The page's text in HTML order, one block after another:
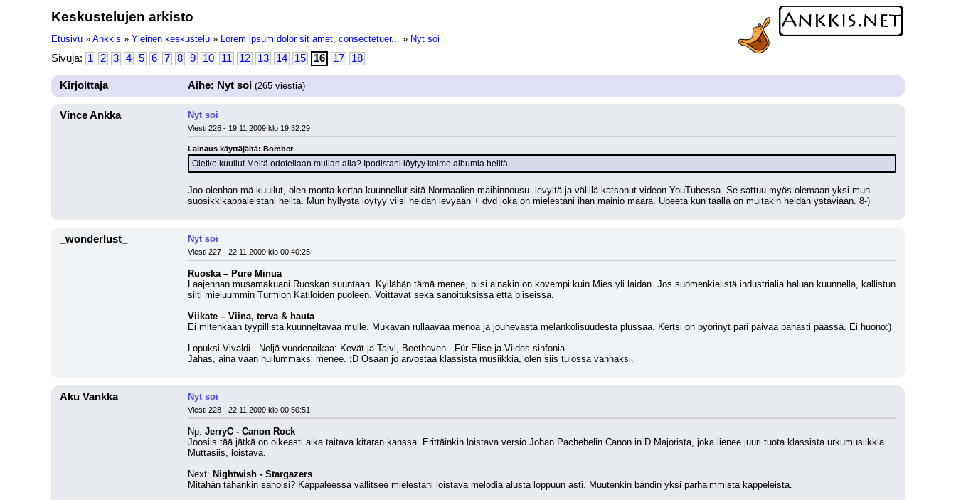
Keskustelujen arkisto
Etusivu » Ankkis » Yleinen keskustelu » Lorem ipsum dolor sit amet, consectetuer... » Nyt soi
Sivuja: 1 2 3 4 5 6 7 8 9 10 11 12 13 14 15 16 17 18
Kirjoittaja Aihe: Nyt soi (265 viestiä)
Vince Ankka Nyt soi
Viesti 226 - 19.11.2009 klo 19:32:29
Lainaus käyttäjältä: Bomber
Oletko kuullut Meitä odotellaan mullan alla? Ipodistani löytyy kolme albumia heiltä.
Joo olenhan mä kuullut, olen monta kertaa kuunnellut sitä Normaalien maihinnousu -levyltä ja välillä katsonut videon YouTubessa. Se sattuu myös olemaan yksi mun
suosikkikappaleistani heiltä. Mun hyllystä löytyy viisi heidän levyään + dvd joka on mielestäni ihan mainio määrä. Upeeta kun täällä on muitakin heidän ystäviään. 8-)
_wonderlust_ Nyt soi
Viesti 227 - 22.11.2009 klo 00:40:25
Ruoska – Pure Minua
Laajennan musamakuani Ruoskan suuntaan. Kyllähän tämä menee, biisi ainakin on kovempi kuin Mies yli laidan. Jos suomenkielistä industrialia haluan kuunnella, kallistun
silti mieluummin Turmion Kätilöiden puoleen. Voittavat sekä sanoituksissa että biiseissä.
Viikate – Viina, terva & hauta
Ei mitenkään tyypillistä kuunneltavaa mulle. Mukavan rullaavaa menoa ja jouhevasta melankolisuudesta plussaa. Kertsi on pyörinyt pari päivää pahasti päässä. Ei huono:)
Lopuksi Vivaldi - Neljä vuodenaikaa: Kevät ja Talvi, Beethoven - Für Elise ja Viides sinfonia.
Jahas, aina vaan hullummaksi menee. ;D Osaan jo arvostaa klassista musiikkia, olen siis tulossa vanhaksi.
Aku Vankka Nyt soi
Viesti 228 - 22.11.2009 klo 00:50:51
Np: JerryC - Canon Rock
Joosiis tää jätkä on oikeasti aika taitava kitaran kanssa. Erittäinkin loistava versio Johan Pachebelin Canon in D Majorista, joka lienee juuri tuota klassista urkumusiikkia.
Muttasiis, loistava.
Next: Nightwish - Stargazers
Mitähän tähänkin sanoisi? Kappaleessa vallitsee mielestäni loistava melodia alusta loppuun asti. Muutenkin bändin yksi parhaimmista kappeleista.